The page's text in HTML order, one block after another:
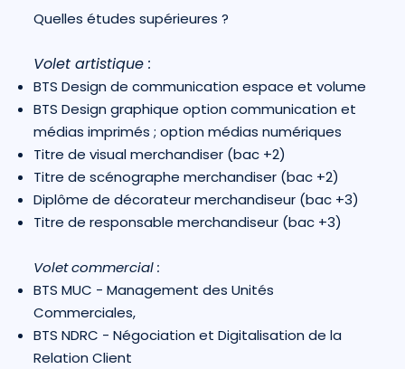
Quelles études supérieures ?
Volet artistique :
BTS Design de communication espace et volume
BTS Design graphique option communication et
médias imprimés ; option médias numériques
Titre de visual merchandiser (bac +2)
Titre de scénographe merchandiser (bac +2)
Diplôme de décorateur merchandiseur (bac +3)
Titre de responsable merchandiseur (bac +3)
Volet commercial :
BTS MUC - Management des Unités
Commerciales,
BTS NDRC - Négociation et Digitalisation de la
Relation Client